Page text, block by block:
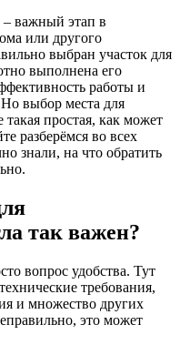
– важный этап в
или другого
выбран участок для
выполнена его
работы и
выбор места для
такая простая, как может
разберёмся во всех
знали, на что обратить
так важен?
вопрос удобства. Тут
требования,
и множество других
это может